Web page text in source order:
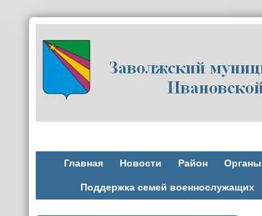
Главная Новости Район Органы
Поддержка семей военнослужащих